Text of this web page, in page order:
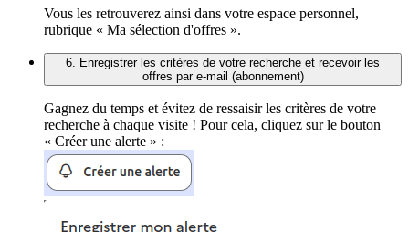
Vous les retrouverez ainsi dans votre espace personnel,
rubrique « Ma sélection d'offres ».
6. Enregistrer les critères de votre recherche et recevoir les
offres par e-mail (abonnement)
Gagnez du temps et évitez de ressaisir les critères de votre
recherche à chaque visite ! Pour cela, cliquez sur le bouton
« Créer une alerte » :